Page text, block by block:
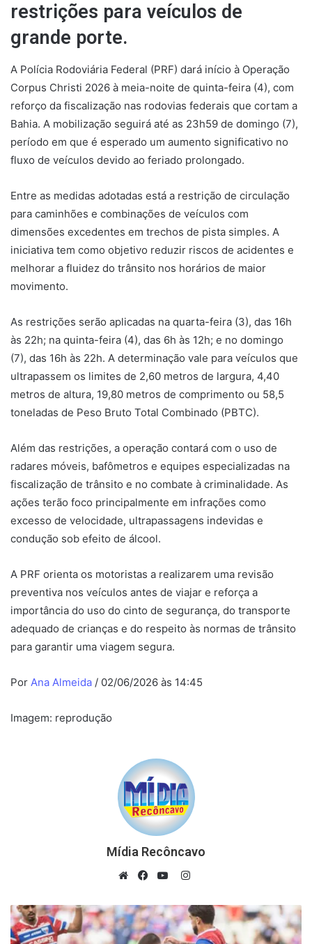
restrições para veículos de
grande porte.
A Polícia Rodoviária Federal (PRF) dará início à Operação
Corpus Christi 2026 à meia-noite de quinta-feira (4), com
reforço da fiscalização nas rodovias federais que cortam a
Bahia. A mobilização seguirá até as 23h59 de domingo (7),
período em que é esperado um aumento significativo no
fluxo de veículos devido ao feriado prolongado.
Entre as medidas adotadas está a restrição de circulação
para caminhões e combinações de veículos com
dimensões excedentes em trechos de pista simples. A
iniciativa tem como objetivo reduzir riscos de acidentes e
melhorar a fluidez do trânsito nos horários de maior
movimento.
As restrições serão aplicadas na quarta-feira (3), das 16h
às 22h; na quinta-feira (4), das 6h às 12h; e no domingo
(7), das 16h às 22h. A determinação vale para veículos que
ultrapassem os limites de 2,60 metros de largura, 4,40
metros de altura, 19,80 metros de comprimento ou 58,5
toneladas de Peso Bruto Total Combinado (PBTC).
Além das restrições, a operação contará com o uso de
radares móveis, bafômetros e equipes especializadas na
fiscalização de trânsito e no combate à criminalidade. As
ações terão foco principalmente em infrações como
excesso de velocidade, ultrapassagens indevidas e
condução sob efeito de álcool.
A PRF orienta os motoristas a realizarem uma revisão
preventiva nos veículos antes de viajar e reforça a
importância do uso do cinto de segurança, do transporte
adequado de crianças e do respeito às normas de trânsito
para garantir uma viagem segura.
Por Ana Almeida / 02/06/2026 às 14:45
Imagem: reprodução
Mídia Recôncavo
Instagram